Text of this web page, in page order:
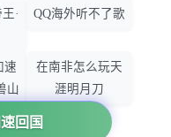
回国
·
QQ海外听不了歌
速
山
在南非怎么玩天
涯明月刀